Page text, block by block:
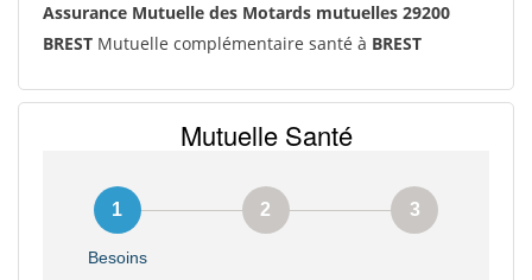
Assurance Mutuelle des Motards mutuelles 29200
BREST Mutuelle complémentaire santé à BREST